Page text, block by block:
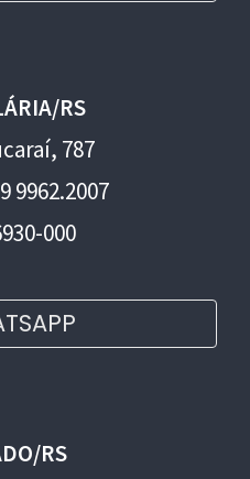
RS
787
9962.2007
000
RS